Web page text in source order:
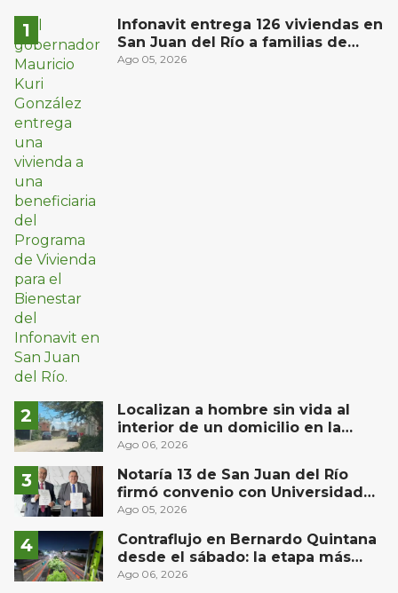
Infonavit entrega 126 viviendas en
San Juan del Río a familias de
bajos ingresos
Ago 05, 2026
Localizan a hombre sin vida al
interior de un domicilio en la
comunidad El Rodeo, San Juan del
Ago 06, 2026
Notaría 13 de San Juan del Río
firmó convenio con Universidad
Privada del Bajío para recibir
Ago 05, 2026
Contraflujo en Bernardo Quintana
desde el sábado: la etapa más
compleja del operativo vial
Ago 06, 2026